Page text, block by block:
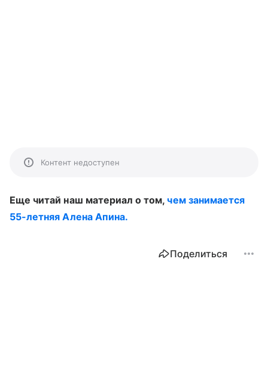
Контент недоступен
Еще читай наш материал о том, чем занимается
55-летняя Алена Апина.
Поделиться